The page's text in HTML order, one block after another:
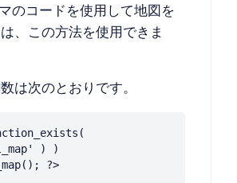
のコードを使用して地図を
、この方法を使用できま
は次のとおりです。
) )
?>